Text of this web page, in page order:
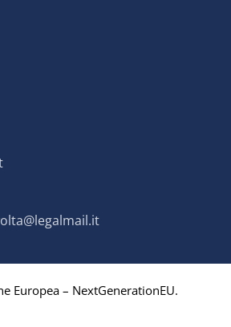
Europea – NextGenerationEU.